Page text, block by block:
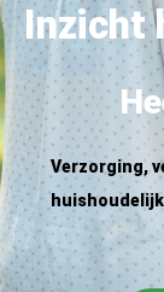
Inzicht
Verzorging,